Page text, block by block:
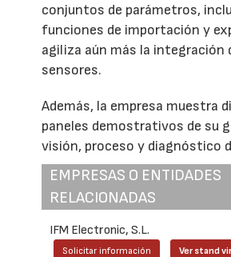
conjuntos de parámetros,
funciones de importación y
agiliza aún más la integración
sensores.
Además, la empresa muestra
paneles demostrativos de su
visión, proceso y diagnóstico
EMPRESAS O ENTIDADES
RELACIONADAS
IFM Electronic, S.L.
Solicitar información Ver stand